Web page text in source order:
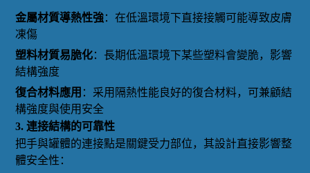
金屬材質導熱性強：在低溫環境下直接接觸可能導致皮膚
凍傷
塑料材質易脆化：長期低溫環境下某些塑料會變脆，影響
結構強度
復合材料應用 ：采用隔熱性能良好的復合材料，可兼顧結
構強度與使用安全
3. 連接結構的可靠性
把手與罐體的連接點是關鍵受力部位，其設計直接影響整
體安全性：